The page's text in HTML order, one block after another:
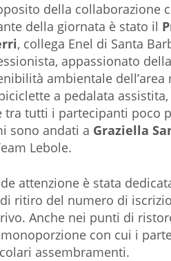
della collaborazione
della giornata è stato il
, collega Enel di Santa
appassionato
ambientale
a pedalata
tra tutti i partecipanti poco
sono andati a Graziella
Lebole.
attenzione è stata
ritiro del numero di
Anche nei punti di
con cui i
assembramenti.